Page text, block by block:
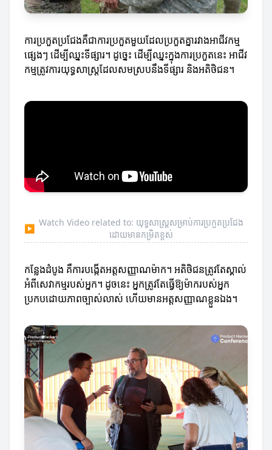
ការប្រកួតប្រជែងគឺជាការប្រកួតមួយដែលប្រកួតគ្នារវាងអាជីវកម្ម
ផ្សេងៗ ដើម្បីឈ្នះទីផ្សារ។ ដូច្នេះ ដើម្បីឈ្នះក្នុងការប្រកួតនេះ អាជីវ
កម្មត្រូវការយុទ្ធសាស្ត្រដែលសមស្របនឹងទីផ្សារ និងអតិថិជន។
▶
Watch Video related to: យុទ្ធសាស្ត្រ​សម្រាប់ការប្រកួតប្រជែង​
ដោយមានកម្រិតខ្ពស់
កន្លែងដំបូង គឺការបង្កើតអត្តសញ្ញាណម៉ាក។ អតិថិជនត្រូវតែស្គាល់
អំពីសេវាកម្មរបស់អ្នក។ ដូចនេះ អ្នកត្រូវតែធ្វើឱ្យម៉ាករបស់អ្នក
ប្រកបដោយភាពច្បាស់លាស់ ហើយមានអត្តសញ្ញាណខ្លួនឯង។